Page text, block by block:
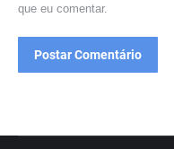
que eu comentar.
Postar Comentário